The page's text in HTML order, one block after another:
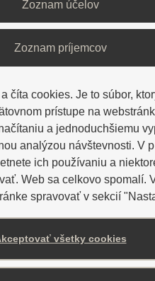
bankovým
platby na náš účet
bezplatne zašleme
Zoznam účelov
Zoznam príjemcov
číta cookies. Je to súbor,
prístupe na
a jednoduchšiemu
analýzou návštevnosti. V
ich používaniu a
Web sa celkovo spomalí.
spravovať v sekcií
všetky cookies